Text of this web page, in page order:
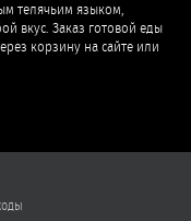
телячьим языком,
вкус. Заказ готовой еды
корзину на сайте или